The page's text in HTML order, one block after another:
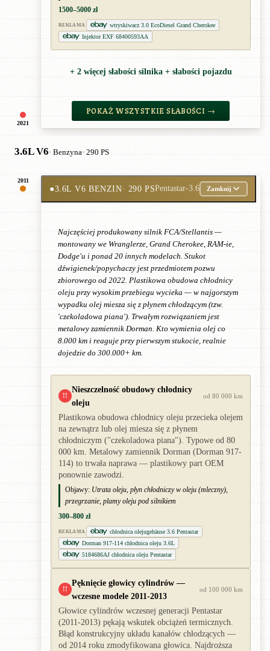
2021
1500–5000 zł
REKLAMA
wtryskiwacz 3.0 EcoDiesel Grand Cherokee
Injektor EXF 68400593AA
+ 2 więcej słabości silnika + słabości pojazdu
POKAŻ WSZYSTKIE SŁABOŚCI →
3.6L V6· Benzyna· 290 PS
2011
●3.6L V6 BENZIN· 290 PSPentastar-3.6 Zamknij
Najczęściej produkowany silnik FCA/Stellantis —
montowany we Wranglerze, Grand Cherokee, RAM-ie,
Dodge'u i ponad 20 innych modelach. Stukot
dźwigienek/popychaczy jest przedmiotem pozwu
zbiorowego od 2022. Plastikowa obudowa chłodnicy
oleju przy wysokim przebiegu wycieka — w najgorszym
wypadku olej miesza się z płynem chłodzącym (tzw.
'czekoladowa piana'). Trwałym rozwiązaniem jest
metalowy zamiennik Dorman. Kto wymienia olej co
8.000 km i reaguje przy pierwszym stukocie, realnie
dojedzie do 300.000+ km.
!!
Nieszczelność obudowy chłodnicy
oleju
od 80 000 km
Plastikowa obudowa chłodnicy oleju przecieka olejem
na zewnątrz lub olej miesza się z płynem
chłodniczym ("czekoladowa piana"). Typowe od 80
000 km. Metalowy zamiennik Dorman (Dorman 917-
114) to trwała naprawa — plastikowy part OEM
ponownie zawodzi.
Objawy: Utrata oleju, płyn chłodniczy w oleju (mleczny),
przegrzanie, plamy oleju pod silnikiem
300–800 zł
REKLAMA
chłodnica olejugehäuse 3.6 Pentastar
Dorman 917-114 chłodnica oleju 3.6L
5184686AJ chłodnica oleju Pentastar
!!
Pęknięcie głowicy cylindrów —
wczesne modele 2011-2013
od 100 000 km
Głowice cylindrów wczesnej generacji Pentastar
(2011-2013) pękają wskutek obciążeń termicznych.
Błąd konstrukcyjny układu kanałów chłodzących —
od 2014 roku zmodyfikowana głowica. Najdroższa